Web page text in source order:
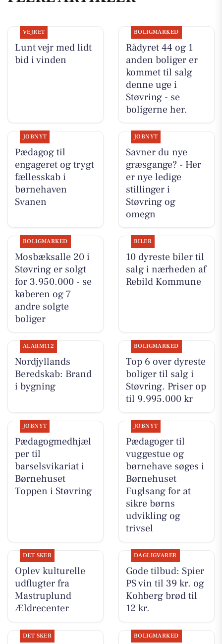
VEJRET
Lunt vejr med lidt
bid i vinden
BOLIGMARKED
Rådyret 44 og 1
anden boliger er
kommet til salg
denne uge i
Støvring - se
boligerne her.
JOBNYT
Pædagog til
engageret og trygt
fællesskab i
børnehaven
Svanen
JOBNYT
Savner du nye
græsgange? - Her
er nye ledige
stillinger i
Støvring og
omegn
BOLIGMARKED
Mosbæksalle 20 i
Støvring er solgt
for 3.950.000 - se
køberen og 7
andre solgte
boliger
BILER
10 dyreste biler til
salg i nærheden af
Rebild Kommune
ALARM112
Nordjyllands
Beredskab: Brand
i bygning
BOLIGMARKED
Top 6 over dyreste
boliger til salg i
Støvring. Priser op
til 9.995.000 kr
JOBNYT
Pædagogmedhjæl
per til
barselsvikariat i
Børnehuset
Toppen i Støvring
JOBNYT
Pædagoger til
vuggestue og
børnehave søges i
Børnehuset
Fuglsang for at
sikre børns
udvikling og
trivsel
DET SKER
Oplev kulturelle
udflugter fra
Mastruplund
Ældrecenter
DAGLIGVARER
Gode tilbud: Spier
PS vin til 39 kr. og
Kohberg brød til
12 kr.
DET SKER BOLIGMARKED